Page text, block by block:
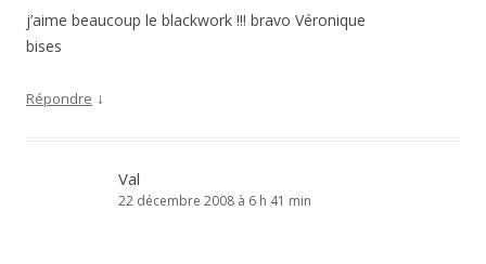
j’aime beaucoup le blackwork !!! bravo Véronique
bises
Répondre ↓
Val
22 décembre 2008 à 6 h 41 min